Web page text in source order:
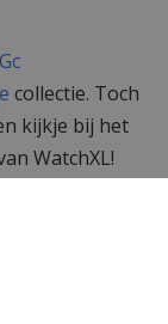
Gc
collectie. Toch
kijkje bij het
WatchXL!